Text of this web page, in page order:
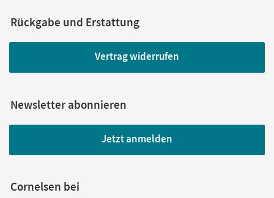
Rückgabe und Erstattung
Vertrag widerrufen
Newsletter abonnieren
Jetzt anmelden
Cornelsen bei